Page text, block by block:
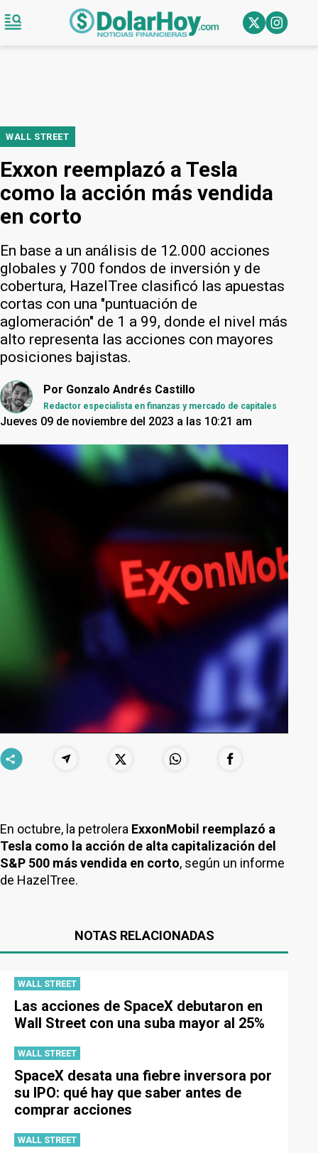
WALL STREET
Exxon reemplazó a Tesla
como la acción más vendida
en corto
En base a un análisis de 12.000 acciones
globales y 700 fondos de inversión y de
cobertura, HazelTree clasificó las apuestas
cortas con una "puntuación de
aglomeración" de 1 a 99, donde el nivel más
alto representa las acciones con mayores
posiciones bajistas.
Por Gonzalo Andrés Castillo
Redactor especialista en finanzas y mercado de capitales
Jueves 09 de noviembre del 2023 a las 10:21 am
En octubre, la petrolera ExxonMobil reemplazó a
Tesla como la acción de alta capitalización del
S&P 500 más vendida en corto, según un informe
de HazelTree.
NOTAS RELACIONADAS
WALL STREET
Las acciones de SpaceX debutaron en
Wall Street con una suba mayor al 25%
WALL STREET
SpaceX desata una fiebre inversora por
su IPO: qué hay que saber antes de
comprar acciones
WALL STREET